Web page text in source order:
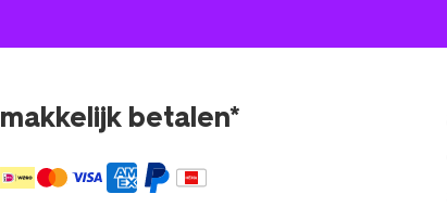
makkelijk betalen*